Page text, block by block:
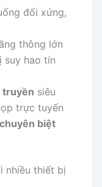
đối xứng,
thông lớn
suy hao tín
truyền siêu
trực tuyến
biệt
nhiều thiết bị